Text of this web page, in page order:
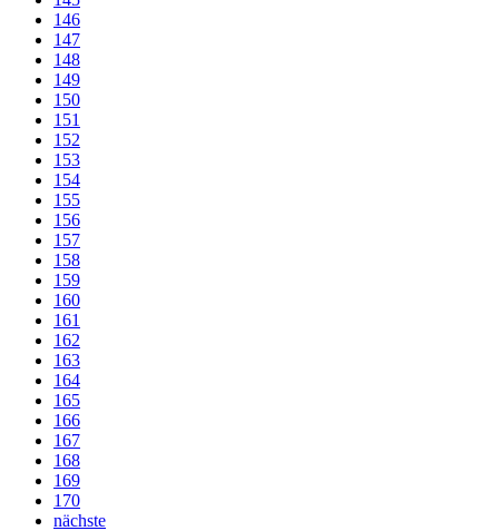
146
147
148
149
150
151
152
153
154
155
156
157
158
159
160
161
162
163
164
165
166
167
168
169
170
nächste